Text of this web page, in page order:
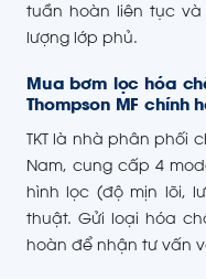
tuần hoàn liên tục
lượng lớp phủ.
Mua bơm lọc hóa
Thompson MF chính
TKT là nhà phân phối
Nam, cung cấp 4
hình lọc (độ mịn lõi,
thuật. Gửi loại hóa
hoàn để nhận tư vấn